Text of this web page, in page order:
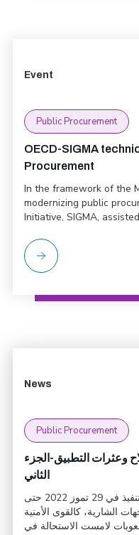
Event
Public Procurement
OECD-SIGMA
Procurement
In the framework of the
modernizing public
Initiative, SIGMA,
News
Public Procurement
وعثرات التطبيق-الجزء
الثاني
ما أن دخل قانون الشراء العام حيّز التنفيذ في 29 تموز 2022 حتى
الشارية، كالقوى الأمنية